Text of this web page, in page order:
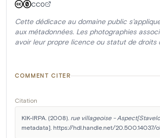
CC0
Cette dédicace au domaine public
aux métadonnées. Les photographies
avoir leur propre licence ou statut de droits
COMMENT CITER
Citation
KIK-IRPA. (2008). rue villageoise -
metadata]. https://hdl.handle.net/20.500.14037/